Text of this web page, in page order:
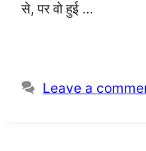
से, पर वो हुई …
Leave a